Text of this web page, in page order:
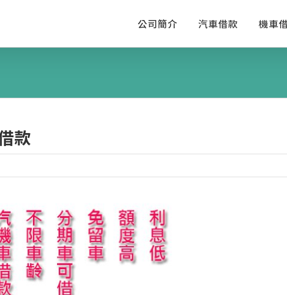
公司簡介 汽車借款 機車
款